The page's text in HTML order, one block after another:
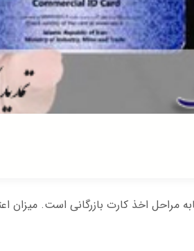
مراحل اخذ کارت بازرگانی است. میزان